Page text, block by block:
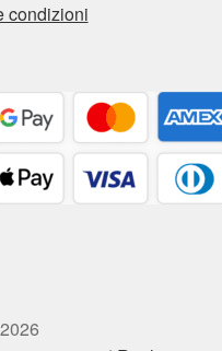
condizioni